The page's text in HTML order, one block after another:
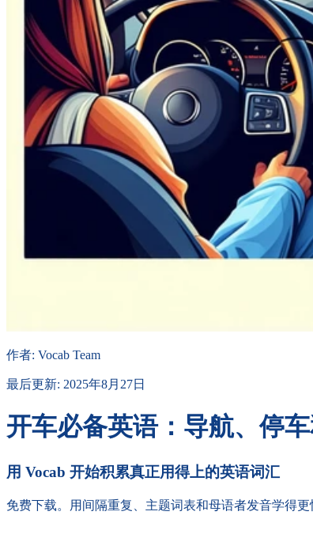
作者: Vocab Team
最后更新: 2025年8月27日
开车必备英语：导航、停
用 Vocab 开始积累真正用得上的英语词汇
免费下载。用间隔重复、主题词表和母语者发音学得更